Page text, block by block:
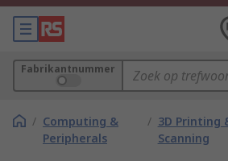
Fabrikantnummer
/ Computing &
Peripherals
/ 3D Printing
Scanning